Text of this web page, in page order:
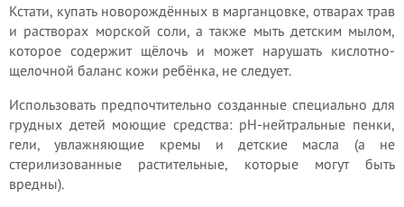
Кстати, купать новорождённых в марганцовке, отварах трав
и растворах морской соли, а также мыть детским мылом,
которое содержит щёлочь и может нарушать кислотно-
щелочной баланс кожи ребёнка, не следует.
Использовать предпочтительно созданные специально для
грудных детей моющие средства: pH-нейтральные пенки,
гели, увлажняющие кремы и детские масла (а не
стерилизованные растительные, которые могут быть
вредны).